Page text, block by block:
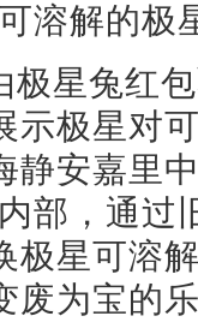
溶解的极
星兔红
示极星对
静安嘉里
部，通过
极星可溶
废为宝的